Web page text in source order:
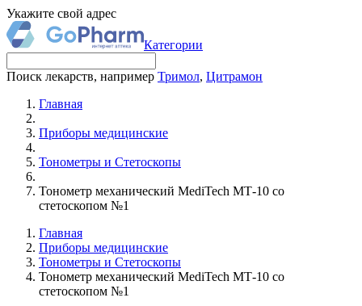
Укажите свой адрес
Категории
Поиск лекарств, например Тримол, Цитрамон
Главная
Приборы медицинские
Тонометры и Стетоскопы
Тонометр механический MediTech МТ-10 со
стетоскопом №1
Главная
Приборы медицинские
Тонометры и Стетоскопы
Тонометр механический MediTech МТ-10 со
стетоскопом №1